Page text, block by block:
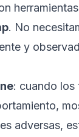
. No
y
: cuando los
adversas,